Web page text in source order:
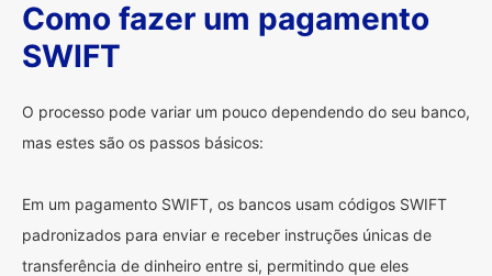
Como fazer um pagamento
SWIFT
O processo pode variar um pouco dependendo do seu banco,
mas estes são os passos básicos:
Em um pagamento SWIFT, os bancos usam códigos SWIFT
padronizados para enviar e receber instruções únicas de
transferência de dinheiro entre si, permitindo que eles